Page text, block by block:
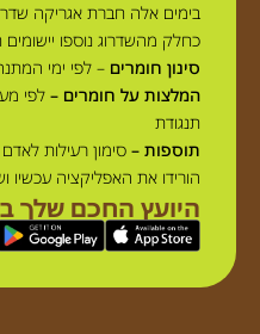
בימים אלה חברת אגריקה
כחלק מהשדרוג נוספו יישומים
סינון חומרים – לפי ימי
המלצות על חומרים – לפי
תנגודת
תוספות – סימון רעילות לאדם
הורידו את האפליקציה
היועץ החכם שלך